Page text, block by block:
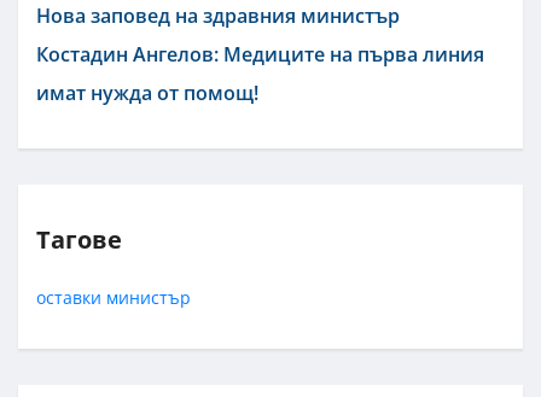
Нова заповед на здравния министър
Костадин Ангелов: Медиците на първа линия
имат нужда от помощ!
Тагове
оставки министър